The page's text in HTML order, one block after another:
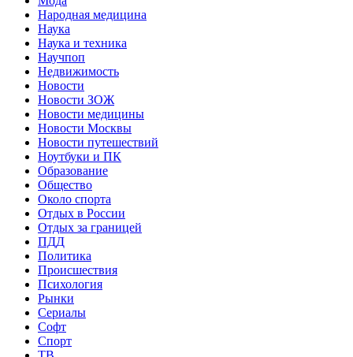
Народная медицина
Наука
Наука и техника
Научпоп
Недвижимость
Новости
Новости ЗОЖ
Новости медицины
Новости Москвы
Новости путешествий
Ноутбуки и ПК
Образование
Общество
Около спорта
Отдых в России
Отдых за границей
ПДД
Политика
Происшествия
Психология
Рынки
Сериалы
Софт
Спорт